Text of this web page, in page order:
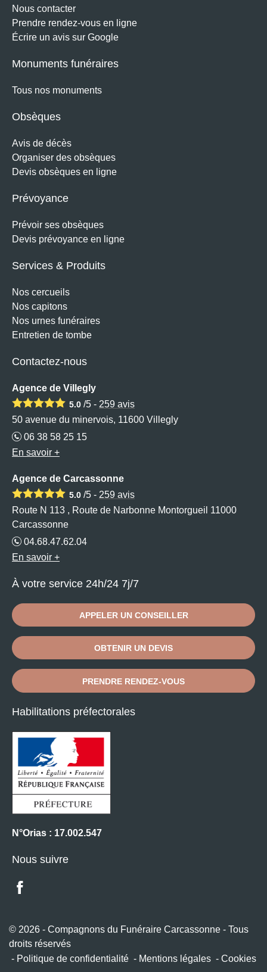
Nous contacter
Prendre rendez-vous en ligne
Écrire un avis sur Google
Monuments funéraires
Tous nos monuments
Obsèques
Avis de décès
Organiser des obsèques
Devis obsèques en ligne
Prévoyance
Prévoir ses obsèques
Devis prévoyance en ligne
Services & Produits
Nos cercueils
Nos capitons
Nos urnes funéraires
Entretien de tombe
Contactez-nous
Agence de Villegly
5.0 /5 - 259 avis
50 avenue du minervois, 11600 Villegly
06 38 58 25 15
En savoir +
Agence de Carcassonne
5.0 /5 - 259 avis
Route N 113 , Route de Narbonne Montorgueil 11000
Carcassonne
04.68.47.62.04
En savoir +
À votre service 24h/24 7j/7
APPELER UN CONSEILLER
OBTENIR UN DEVIS
PRENDRE RENDEZ-VOUS
Habilitations préfectorales
N°Orias : 17.002.547
Nous suivre
© 2026 - Compagnons du Funéraire Carcassonne - Tous
droits réservés
Politique de confidentialité
Mentions légales Cookies